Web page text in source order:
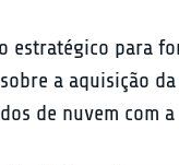
estratégico para
a aquisição da
de nuvem com